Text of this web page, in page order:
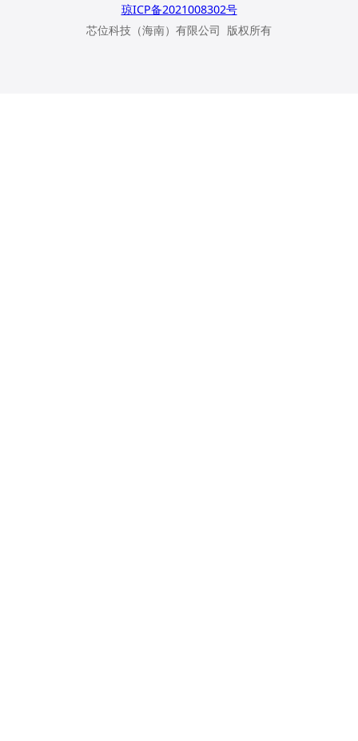
琼ICP备2021008302号
芯位科技（海南）有限公司 版权所有